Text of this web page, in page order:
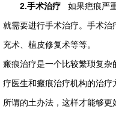
2.手术治疗如果疤痕严重
就需要进行手术治疗。手术
充术、植皮修复术等等。
瘢痕治疗是一个比较繁琐复
疗医生和瘢痕治疗机构的治
所谓的土办法，这样才能够更